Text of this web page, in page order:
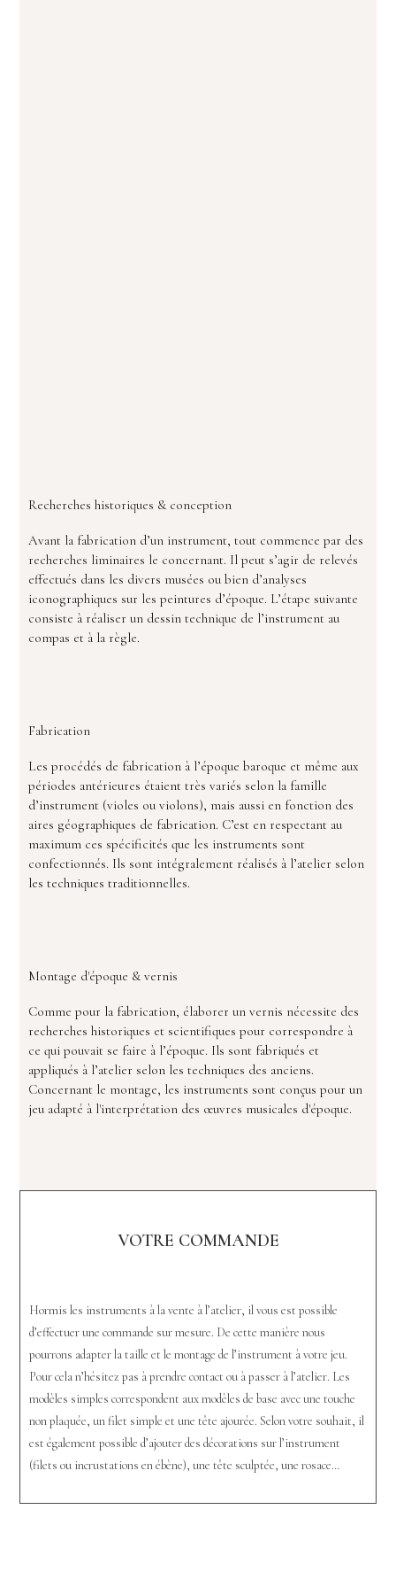
Recherches historiques & conception
Avant la fabrication d’un instrument, tout commence par des
recherches liminaires le concernant. Il peut s’agir de relevés
effectués dans les divers musées ou bien d’analyses
iconographiques sur les peintures d’époque. L’étape suivante
consiste à réaliser un dessin technique de l’instrument au
compas et à la règle.
Fabrication
Les procédés de fabrication à l’époque baroque et même aux
périodes antérieures étaient très variés selon la famille
d’instrument (violes ou violons), mais aussi en fonction des
aires géographiques de fabrication. C’est en respectant au
maximum ces spécificités que les instruments sont
confectionnés. Ils sont intégralement réalisés à l’atelier selon
les techniques traditionnelles.
Montage d'époque & vernis
Comme pour la fabrication, élaborer un vernis nécessite des
recherches historiques et scientifiques pour correspondre à
ce qui pouvait se faire à l’époque. Ils sont fabriqués et
appliqués à l’atelier selon les techniques des anciens.
Concernant le montage, les instruments sont conçus pour un
jeu adapté à l'interprétation des œuvres musicales d'époque.
VOTRE COMMANDE
Hormis les instruments à la vente à l’atelier, il vous est possible
d’effectuer une commande sur mesure. De cette manière nous
pourrons adapter la taille et le montage de l’instrument à votre jeu.
Pour cela n’hésitez pas à prendre contact ou à passer à l’atelier. Les
modèles simples correspondent aux modèles de base avec une touche
non plaquée, un filet simple et une tête ajourée. Selon votre souhait, il
est également possible d’ajouter des décorations sur l’instrument
(filets ou incrustations en ébène), une tête sculptée, une rosace…